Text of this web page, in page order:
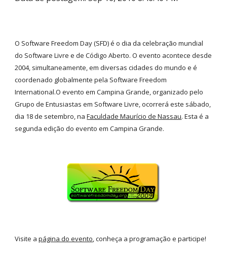
O Software Freedom Day (SFD) é o dia da celebração mundial
do Software Livre e de Código Aberto. O evento acontece desde
2004, simultaneamente, em diversas cidades do mundo e é
coordenado globalmente pela Software Freedom
International.O evento em Campina Grande, organizado pelo
Grupo de Entusiastas em Software Livre, ocorrerá este sábado,
dia 18 de setembro, na Faculdade Maurício de Nassau. Esta é a
segunda edição do evento em Campina Grande.
Visite a página do evento, conheça a programação e participe!